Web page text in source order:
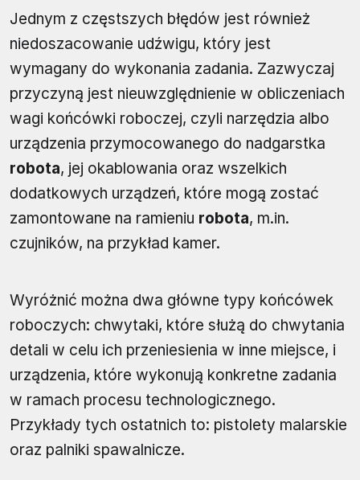
Jednym z częstszych błędów jest również
niedoszacowanie udźwigu, który jest
wymagany do wykonania zadania. Zazwyczaj
przyczyną jest nieuwzględnienie w obliczeniach
wagi końcówki roboczej, czyli narzędzia albo
urządzenia przymocowanego do nadgarstka
robota, jej okablowania oraz wszelkich
dodatkowych urządzeń, które mogą zostać
zamontowane na ramieniu robota, m.in.
czujników, na przykład kamer.
Wyróżnić można dwa główne typy końcówek
roboczych: chwytaki, które służą do chwytania
detali w celu ich przeniesienia w inne miejsce, i
urządzenia, które wykonują konkretne zadania
w ramach procesu technologicznego.
Przykłady tych ostatnich to: pistolety malarskie
oraz palniki spawalnicze.